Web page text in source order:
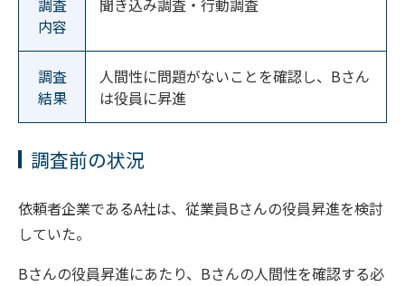
調査
内容
聞き込み調査・行動調査
調査
結果
人間性に問題がないことを確認し、Bさん
は役員に昇進
調査前の状況
依頼者企業であるA社は、従業員Bさんの役員昇進を検討
していた。
Bさんの役員昇進にあたり、Bさんの人間性を確認する必